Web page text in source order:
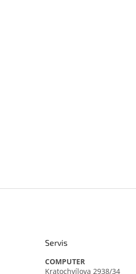
Servis
COMPUTER
Kratochvílova 2938/34